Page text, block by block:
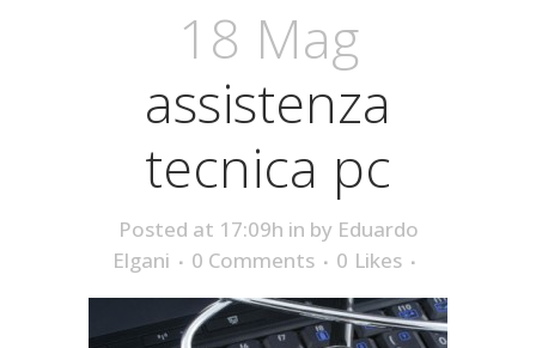
18 Mag
assistenza
tecnica pc
Posted at 17:09h in by Eduardo
Elgani
0 Comments 0 Likes